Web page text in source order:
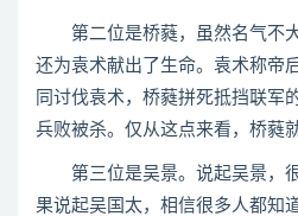
第二位是桥蕤，虽然名气不大
还为袁术献出了生命。袁术称帝
同讨伐袁术，桥蕤拼死抵挡联军
兵败被杀。仅从这点来看，桥蕤
第三位是吴景。说起吴景，很
果说起吴国太，相信很多人都知